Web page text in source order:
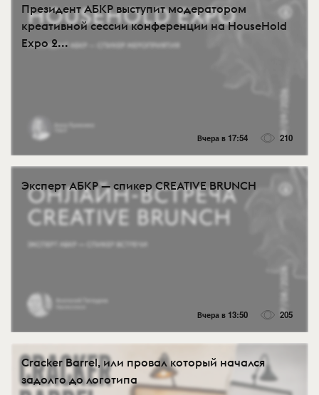
Президент АБКР выступит модератором
креативной сессии конференции на HouseHold
Expo 2...
Вчера в 17:54 210
Эксперт АБКР — спикер CREATIVE BRUNCH
Вчера в 13:50 205
Cracker Barrel, или провал который начался
задолго до логотипа